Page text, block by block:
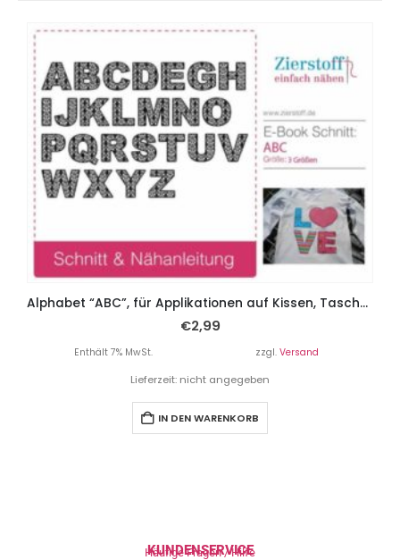
Alphabet “ABC”, für Applikationen auf Kissen, Taschen, Shirts, etc.
€2,99
Enthält 7% MwSt. zzgl. Versand
Lieferzeit: nicht angegeben
IN DEN WARENKORB
KUNDENSERVICE
Häufige Fragen / Hilfe